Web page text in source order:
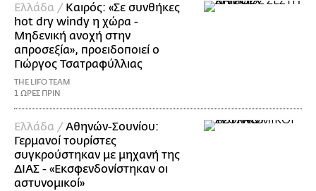
Ελλάδα / Καιρός: «Σε συνθήκες
hot dry windy η χώρα -
Μηδενική ανοχή στην
απροσεξία», προειδοποιεί ο
Γιώργος Τσατραφύλλιας
THE LIFO TEAM
1 ΩΡΕΣ ΠΡΙΝ
Ελλάδα /Αθηνών-Σουνίου:
Γερμανοί τουρίστες
συγκρούστηκαν με μηχανή της
ΔΙΑΣ - «Εκσφενδονίστηκαν οι
αστυνομικοί»